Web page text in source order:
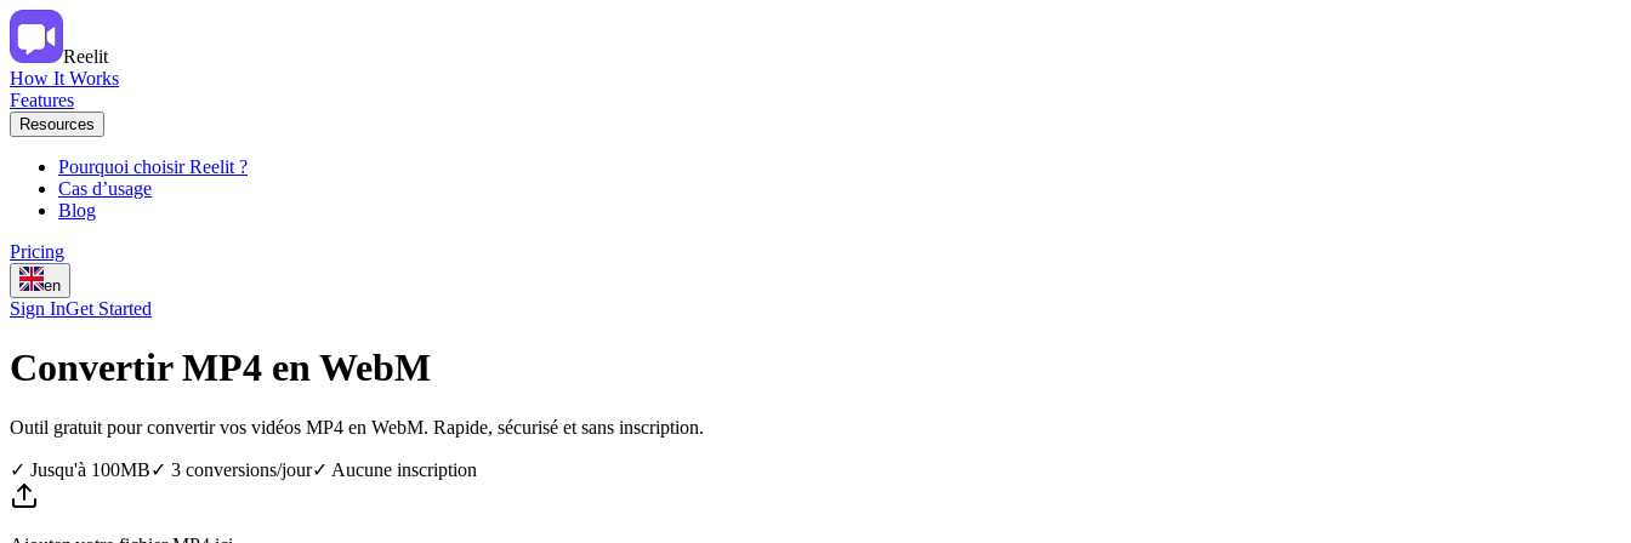
Reelit
How It Works
Features
Resources
Pourquoi choisir Reelit ?
Cas d’usage
Blog
Pricing
en
Sign InGet Started
Convertir MP4 en WebM
Outil gratuit pour convertir vos vidéos MP4 en WebM. Rapide, sécurisé et sans inscription.
✓ Jusqu'à 100MB✓ 3 conversions/jour✓ Aucune inscription